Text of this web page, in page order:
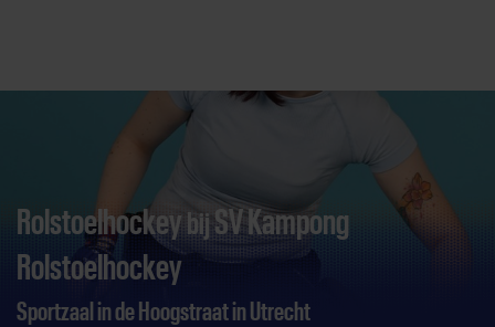
Rolstoelhockey bijSV Kampong
Rolstoelhockey
Sportzaal in de Hoogstraat in Utrecht